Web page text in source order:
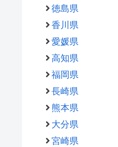
徳島県
香川県
愛媛県
高知県
福岡県
長崎県
熊本県
大分県
宮崎県